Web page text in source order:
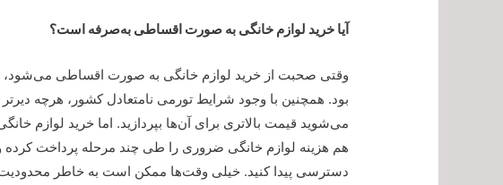
آیا خرید لوازم خانگی به صورت اقساطی به‌صرفه است؟
وقتی صحبت از خرید لوازم خانگی به صورت اقساطی می‌شود،
بود. همچنین با وجود شرایط تورمی نامتعادل کشور، هرچه دیرتر
می‌شوید قیمت بالاتری برای آن‌ها بپردازید. اما خرید
هم هزینه لوازم خانگی ضروری را طی چند مرحله پرداخت
دسترسی پیدا کنید. خیلی وقت‌ها ممکن است به خاطر